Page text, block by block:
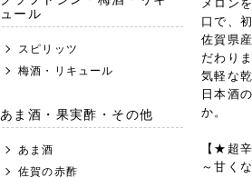
ュール
スピリッツ
梅酒・リキュール
あま酒・果実酢・その他
あま酒
佐賀の赤酢
メロン
口で、
佐賀県
だわり
気軽な
日本酒
か。
【★超
～甘く